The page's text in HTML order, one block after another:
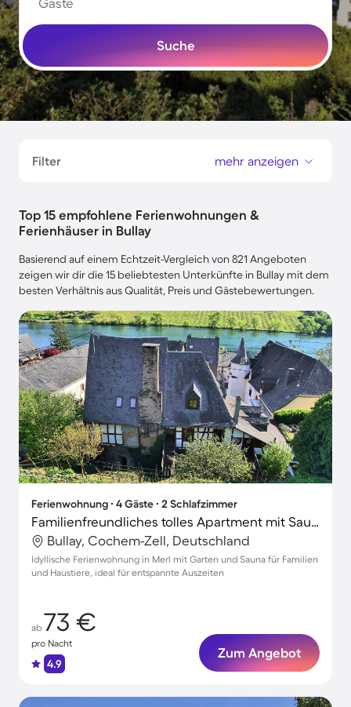
Suche
Filter mehr anzeigen
Top 15 empfohlene Ferienwohnungen &
Ferienhäuser in Bullay
Basierend auf einem Echtzeit-Vergleich von 821 Angeboten
zeigen wir dir die 15 beliebtesten Unterkünfte in Bullay mit dem
besten Verhältnis aus Qualität, Preis und Gästebewertungen.
Ferienwohnung ∙ 4 Gäste ∙ 2 Schlafzimmer
Familienfreundliches tolles Apartment mit Sauna, Terrasse und Grill | Haustierfreundlich
Bullay, Cochem-Zell, Deutschland
Idyllische Ferienwohnung in Merl mit Garten und Sauna für Familien
und Haustiere, ideal für entspannte Auszeiten
ab 73 €
pro Nacht
4.9
Zum Angebot